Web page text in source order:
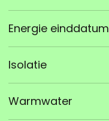
Energie einddatum
Isolatie
Warmwater